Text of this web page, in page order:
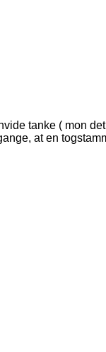
tanke ( mon
at en